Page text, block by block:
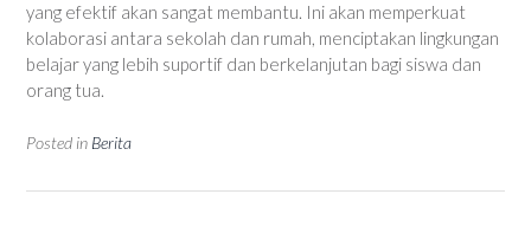
yang efektif akan sangat membantu. Ini akan memperkuat
kolaborasi antara sekolah dan rumah, menciptakan lingkungan
belajar yang lebih suportif dan berkelanjutan bagi siswa dan
orang tua.
Posted in Berita